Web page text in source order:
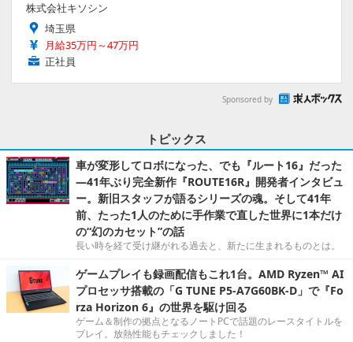
株式会社キソシン
埼玉県
月給35万円～47万円
正社員
Sponsored by
トピックス
車が変形してロボになった、でも『ルート16』だった
―41年ぶり完全新作『ROUTE16R』開発者インタビュ
ー。新旧スタッフが語るシリーズの魂。そして41年
前、たった1人のために手作業で直した世界に1本だけ
の“幻のカセット”の話
長い時を経て受け継がれる過去と、新たに生まれるものとは。
ゲームプレイも録画配信もこれ1台。AMD Ryzen™ AI
プロセッサ搭載の「G TUNE P5-A7G60BK-D」で『Fo
rza Horizon 6』の世界を駆け回る
ゲーム＆制作の拠点となるノートPCで話題のレースタイトルを
プレイ。放熱性能もチェックしました！